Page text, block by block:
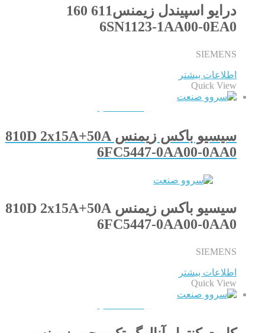
درایو اسپیندل زیمنس611 160
6SN1123-1AA00-0EA0
SIEMENS
اطلاعات بیشتر
Quick View
سیسیو باکس زیمنس 810D 2x15A+50A
6FC5447-0AA00-0AA0
سیسیو باکس زیمنس 810D 2x15A+50A
6FC5447-0AA00-0AA0
SIEMENS
اطلاعات بیشتر
Quick View